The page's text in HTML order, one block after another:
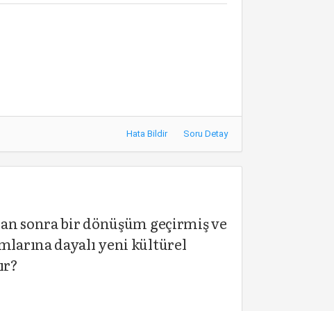
Hata Bildir Soru Detay
sonra bir dönüşüm geçirmiş ve
dayalı yeni kültürel